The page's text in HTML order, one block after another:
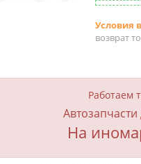
возврат
На